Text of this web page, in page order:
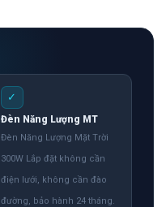
✓
Đèn Năng Lượng MT
Đèn Năng Lượng Mặt Trời
300W Lắp đặt không cần
điện lưới, không cần đào
đường, bảo hành 24 tháng.